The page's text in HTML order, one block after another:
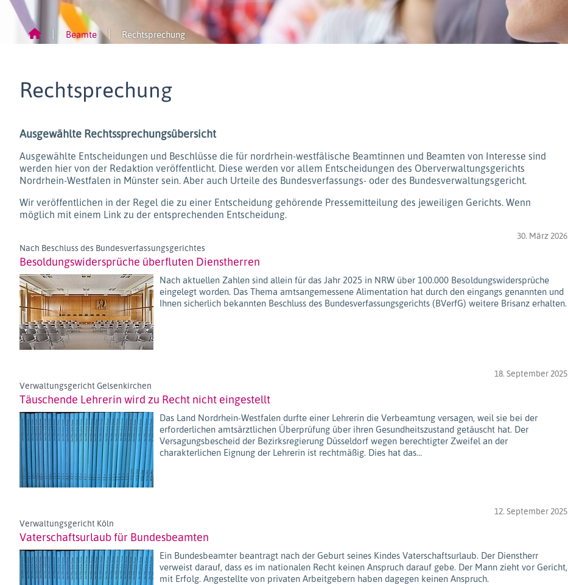
Beamte Rechtsprechung
Rechtsprechung
Ausgewählte Rechtssprechungsübersicht
Ausgewählte Entscheidungen und Beschlüsse die für nordrhein-westfälische Beamtinnen und Beamten von Interesse sind
werden hier von der Redaktion veröffentlicht. Diese werden vor allem Entscheidungen des Oberverwaltungsgerichts
Nordrhein-Westfalen in Münster sein. Aber auch Urteile des Bundesverfassungs- oder des Bundesverwaltungsgericht.
Wir veröffentlichen in der Regel die zu einer Entscheidung gehörende Pressemitteilung des jeweiligen Gerichts. Wenn
möglich mit einem Link zu der entsprechenden Entscheidung.
30. März 2026
Nach Beschluss des Bundesverfassungsgerichtes
Besoldungswidersprüche überfluten Dienstherren
Nach aktuellen Zahlen sind allein für das Jahr 2025 in NRW über 100.000 Besoldungswidersprüche
eingelegt worden. Das Thema amtsangemessene Alimentation hat durch den eingangs genannten und
Ihnen sicherlich bekannten Beschluss des Bundesverfassungsgerichts (BVerfG) weitere Brisanz erhalten.
18. September 2025
Verwaltungsgericht Gelsenkirchen
Täuschende Lehrerin wird zu Recht nicht eingestellt
Das Land Nordrhein-Westfalen durfte einer Lehrerin die Verbeamtung versagen, weil sie bei der
erforderlichen amtsärztlichen Überprüfung über ihren Gesundheitszustand getäuscht hat. Der
Versagungsbescheid der Bezirksregierung Düsseldorf wegen berechtigter Zweifel an der
charakterlichen Eignung der Lehrerin ist rechtmäßig. Dies hat das…
12. September 2025
Verwaltungsgericht Köln
Vaterschaftsurlaub für Bundesbeamten
Ein Bundesbeamter beantragt nach der Geburt seines Kindes Vaterschaftsurlaub. Der Dienstherr
verweist darauf, dass es im nationalen Recht keinen Anspruch darauf gebe. Der Mann zieht vor Gericht,
mit Erfolg. Angestellte von privaten Arbeitgebern haben dagegen keinen Anspruch.